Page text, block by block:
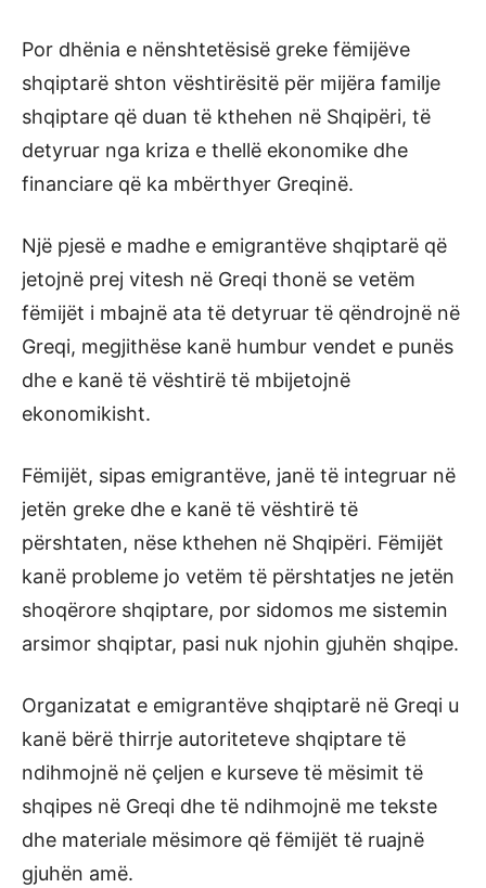
Por dhënia e nënshtetësisë greke fëmijëve
shqiptarë shton vështirësitë për mijëra familje
shqiptare që duan të kthehen në Shqipëri, të
detyruar nga kriza e thellë ekonomike dhe
financiare që ka mbërthyer Greqinë.
Një pjesë e madhe e emigrantëve shqiptarë që
jetojnë prej vitesh në Greqi thonë se vetëm
fëmijët i mbajnë ata të detyruar të qëndrojnë në
Greqi, megjithëse kanë humbur vendet e punës
dhe e kanë të vështirë të mbijetojnë
ekonomikisht.
Fëmijët, sipas emigrantëve, janë të integruar në
jetën greke dhe e kanë të vështirë të
përshtaten, nëse kthehen në Shqipëri. Fëmijët
kanë probleme jo vetëm të përshtatjes ne jetën
shoqërore shqiptare, por sidomos me sistemin
arsimor shqiptar, pasi nuk njohin gjuhën shqipe.
Organizatat e emigrantëve shqiptarë në Greqi u
kanë bërë thirrje autoriteteve shqiptare të
ndihmojnë në çeljen e kurseve të mësimit të
shqipes në Greqi dhe të ndihmojnë me tekste
dhe materiale mësimore që fëmijët të ruajnë
gjuhën amë.